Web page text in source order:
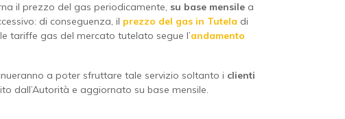
il prezzo del gas periodicamente, su base mensile a
di conseguenza, il prezzo del gas in Tutela di
tariffe gas del mercato tutelato segue l’andamento
a poter sfruttare tale servizio soltanto i clienti
dall’Autorità e aggiornato su base mensile.